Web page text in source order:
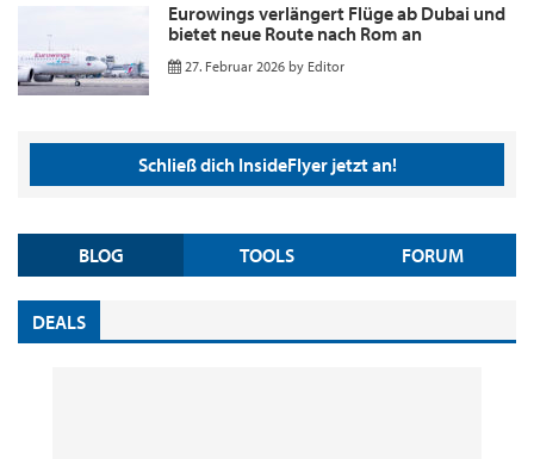
Eurowings verlängert Flüge ab Dubai und
bietet neue Route nach Rom an
27. Februar 2026 by Editor
Schließ dich InsideFlyer jetzt an!
BLOG TOOLS FORUM
DEALS